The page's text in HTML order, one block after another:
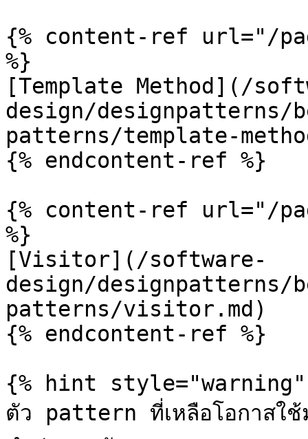
{% content-ref url="/
%}
[Template Method](/
design/designpatterns/
patterns/template-
{% endcontent-ref %}
{% content-ref url="/
%}
[Visitor](/software-
design/designpatterns/
patterns/visitor.md)
{% endcontent-ref %}
{% hint style="warning"
ตัว pattern ที่เหลือโอกาสใช้